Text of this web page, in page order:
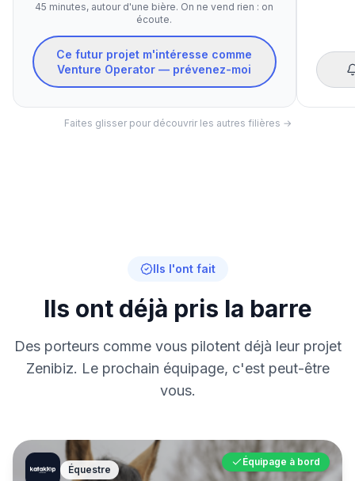
45 minutes, autour d'une bière. On ne vend rien : on
écoute.
Ce futur projet m'intéresse comme
Venture Operator — prévenez-moi
Faites glisser pour découvrir les autres filières →
Ils l'ont fait
Ils ont déjà pris la barre
Des porteurs comme vous pilotent déjà leur projet
Zenibiz. Le prochain équipage, c'est peut-être
vous.
Équestre
Équipage à bord